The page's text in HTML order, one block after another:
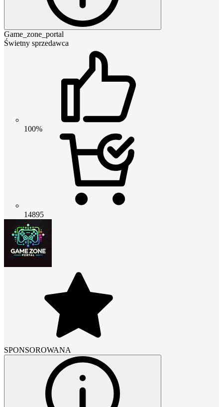
Game_zone_portal
Świetny sprzedawca
100%
14895
SPONSOROWANA